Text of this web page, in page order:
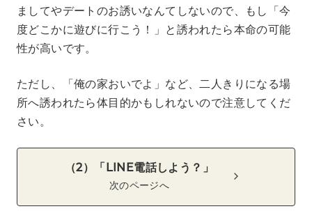
ましてやデートのお誘いなんてしないので、もし「今
度どこかに遊びに行こう！」と誘われたら本命の可能
性が高いです。
ただし、「俺の家おいでよ」など、二人きりになる場
所へ誘われたら体目的かもしれないので注意してくだ
さい。
（2）「LINE電話しよう？」
次のページへ